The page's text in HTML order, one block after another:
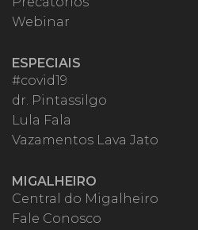
Webinar
ESPECIAIS
#covid19
dr. Pintassilgo
Lula Fala
Vazamentos Lava Jato
MIGALHEIRO
Central do Migalheiro
Fale Conosco